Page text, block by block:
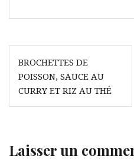
Navigation
de
l’article
BROCHETTES DE
POISSON, SAUCE AU
CURRY ET RIZ AU THÉ
Laisser un